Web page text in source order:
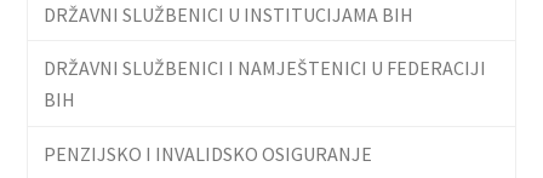
DRŽAVNI SLUŽBENICI U INSTITUCIJAMA BIH
DRŽAVNI SLUŽBENICI I NAMJEŠTENICI U FEDERACIJI
BIH
PENZIJSKO I INVALIDSKO OSIGURANJE